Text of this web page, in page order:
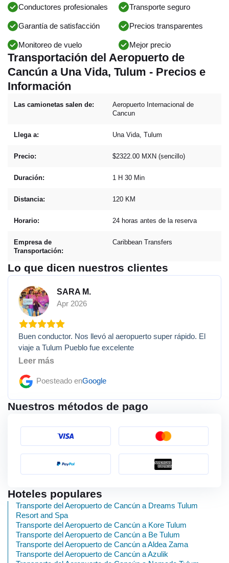
Conductores profesionales Transporte seguro
Garantía de satisfacción Precios transparentes
Monitoreo de vuelo Mejor precio
Transportación del Aeropuerto de
Cancún a Una Vida, Tulum - Precios e
Información
Las camionetas salen de:
Aeropuerto Internacional de
Cancun
Llega a: Una Vida, Tulum
Precio: $2322.00 MXN (sencillo)
Duración: 1 H 30 Min
Distancia: 120 KM
Horario: 24 horas antes de la reserva
Empresa de
Transportación:
Caribbean Transfers
Lo que dicen nuestros clientes
SARA M.
Apr 2026
Buen conductor. Nos llevó al aeropuerto super rápido. El
viaje a Tulum Pueblo fue excelente
Leer más
Poesteado enGoogle
Nuestros métodos de pago
Hoteles populares
Transporte del Aeropuerto de Cancún a Dreams Tulum
Resort and Spa
Transporte del Aeropuerto de Cancún a Kore Tulum
Transporte del Aeropuerto de Cancún a Be Tulum
Transporte del Aeropuerto de Cancún a Aldea Zama
Transporte del Aeropuerto de Cancún a Azulik